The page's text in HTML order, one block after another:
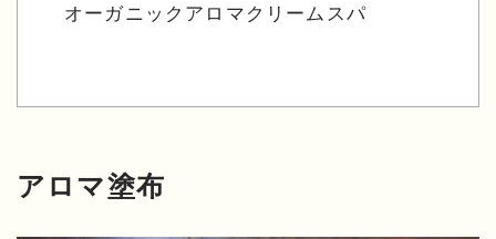
オーガニックアロマクリームスパ
アロマ塗布